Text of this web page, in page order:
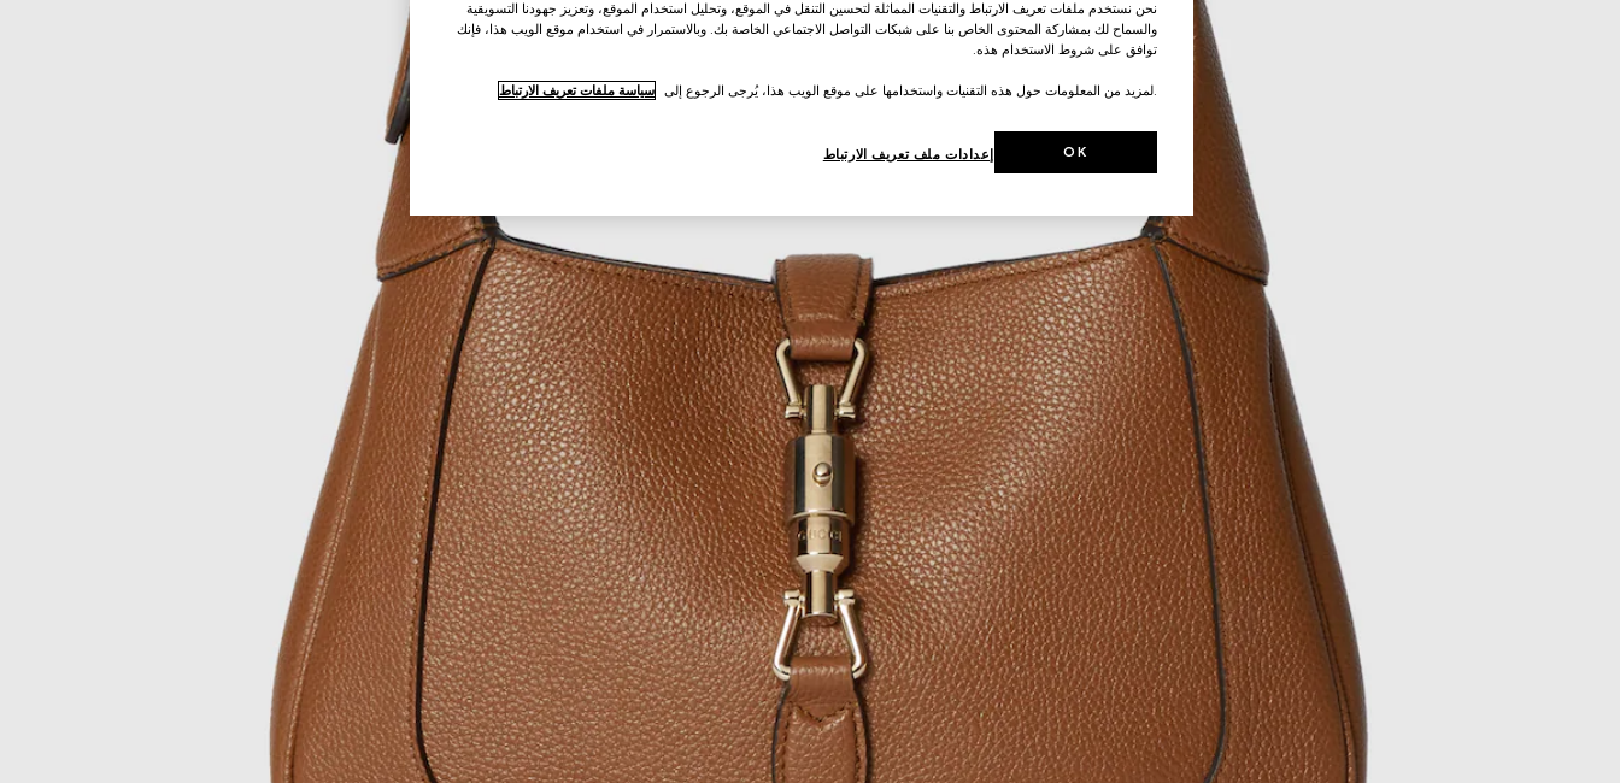
نحن نستخدم ملفات تعريف الارتباط والتقنيات المماثلة لتحسين التنقل في الموقع، وتحليل استخدام الموقع، وتعزيز جهودنا التسويقية
والسماح لك بمشاركة المحتوى الخاص بنا على شبكات التواصل الاجتماعي الخاصة بك. وبالاستمرار في استخدام موقع الويب هذا، فإنك
توافق على شروط الاستخدام هذه.
.لمزيد من المعلومات حول هذه التقنيات واستخدامها على موقع الويب هذا، يُرجى الرجوع إلى سياسة ملفات تعريف الارتباط
إعدادات ملف تعريف الارتباط OK